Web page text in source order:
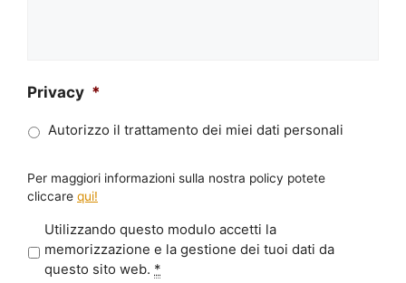
Privacy *
Autorizzo il trattamento dei miei dati personali
Per maggiori informazioni sulla nostra policy potete
cliccare qui!
r
Utilizzando questo modulo accetti la
memorizzazione e la gestione dei tuoi dati da
questo sito web. *